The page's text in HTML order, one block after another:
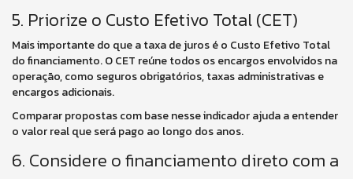
5. Priorize o Custo Efetivo Total (CET)
Mais importante do que a taxa de juros é o Custo Efetivo Total
do financiamento. O CET reúne todos os encargos envolvidos na
operação, como seguros obrigatórios, taxas administrativas e
encargos adicionais.
Comparar propostas com base nesse indicador ajuda a entender
o valor real que será pago ao longo dos anos.
6. Considere o financiamento direto com a